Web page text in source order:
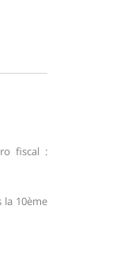
fiscal :
la 10ème